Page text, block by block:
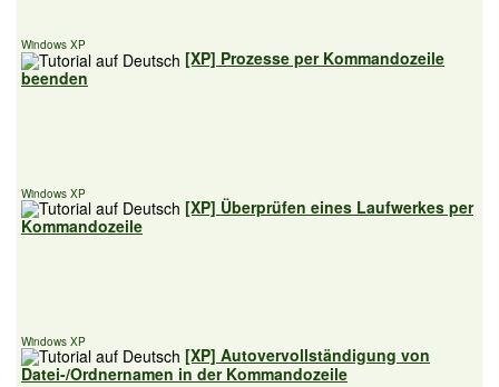
Windows XP
[XP] Prozesse per Kommandozeile
beenden
Windows XP
[XP] Überprüfen eines Laufwerkes per
Kommandozeile
Windows XP
[XP] Autovervollständigung von
Datei-/Ordnernamen in der Kommandozeile